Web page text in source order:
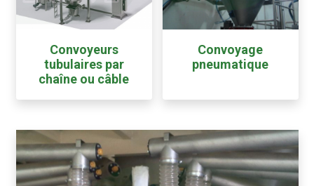
Convoyeurs
tubulaires par
chaîne ou câble
Convoyage
pneumatique